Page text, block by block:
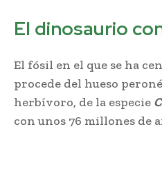
El dinosaurio
El fósil en el que se ha
procede del hueso
herbívoro, de la especie
con unos 76 millones de